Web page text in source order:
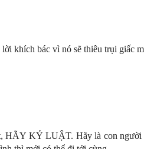
khích bác vì nó sẽ thiêu trụi giấc
HÃY KỶ LUẬT. Hãy là con